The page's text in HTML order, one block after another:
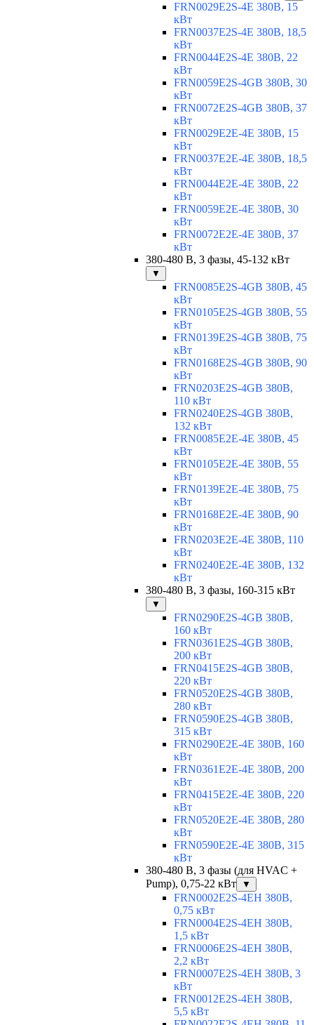
FRN0029E2S-4E 380В, 15
кВт
FRN0037E2S-4E 380В, 18,5
кВт
FRN0044E2S-4E 380В, 22
кВт
FRN0059E2S-4GB 380В, 30
кВт
FRN0072E2S-4GB 380В, 37
кВт
FRN0029E2E-4E 380В, 15
кВт
FRN0037E2E-4E 380В, 18,5
кВт
FRN0044E2E-4E 380В, 22
кВт
FRN0059E2E-4E 380В, 30
кВт
FRN0072E2E-4E 380В, 37
кВт
380-480 В, 3 фазы, 45-132 кВт
▼
FRN0085E2S-4GB 380В, 45
кВт
FRN0105E2S-4GB 380В, 55
кВт
FRN0139E2S-4GB 380В, 75
кВт
FRN0168E2S-4GB 380В, 90
кВт
FRN0203E2S-4GB 380В,
110 кВт
FRN0240E2S-4GB 380В,
132 кВт
FRN0085E2E-4E 380В, 45
кВт
FRN0105E2E-4E 380В, 55
кВт
FRN0139E2E-4E 380В, 75
кВт
FRN0168E2E-4E 380В, 90
кВт
FRN0203E2E-4E 380В, 110
кВт
FRN0240E2E-4E 380В, 132
кВт
380-480 В, 3 фазы, 160-315 кВт
▼
FRN0290E2S-4GB 380В,
160 кВт
FRN0361E2S-4GB 380В,
200 кВт
FRN0415E2S-4GB 380В,
220 кВт
FRN0520E2S-4GB 380В,
280 кВт
FRN0590E2S-4GB 380В,
315 кВт
FRN0290E2E-4E 380В, 160
кВт
FRN0361E2E-4E 380В, 200
кВт
FRN0415E2E-4E 380В, 220
кВт
FRN0520E2E-4E 380В, 280
кВт
FRN0590E2E-4E 380В, 315
кВт
380-480 В, 3 фазы (для HVAC +
Pump), 0,75-22 кВт
▼
FRN0002E2S-4EH 380В,
0,75 кВт
FRN0004E2S-4EH 380В,
1,5 кВт
FRN0006E2S-4EH 380В,
2,2 кВт
FRN0007E2S-4EH 380В, 3
кВт
FRN0012E2S-4EH 380В,
5,5 кВт